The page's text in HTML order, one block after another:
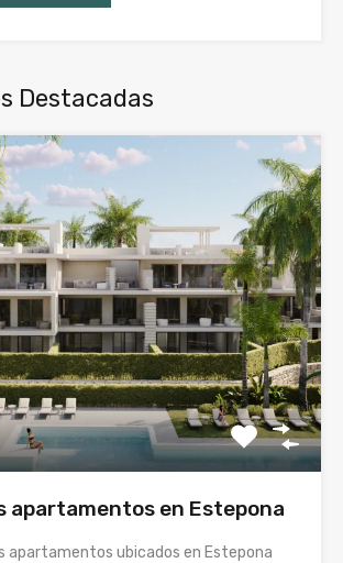
Destacadas
apartamentos en Estepona
apartamentos ubicados en Estepona